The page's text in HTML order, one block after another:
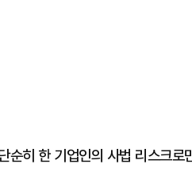
순히 한 기업인의 사법 리스크